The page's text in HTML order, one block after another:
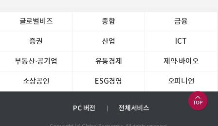
글로벌비즈 종합 금융
증권 산업 ICT
부동산·공기업 유통경제 제약∙바이오
소상공인 ESG경영 오피니언
PC 버전 전체서비스